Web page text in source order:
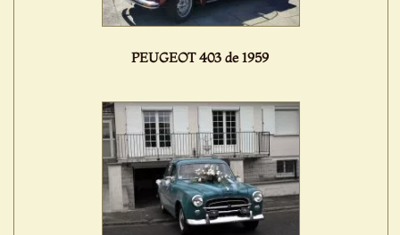
PEUGEOT 403 de 1959